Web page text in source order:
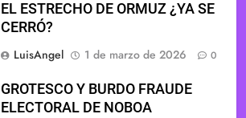
EL ESTRECHO DE ORMUZ ¿YA SE
CERRÓ?
LuisAngel
1 de marzo de 2026 0
GROTESCO Y BURDO FRAUDE
ELECTORAL DE NOBOA